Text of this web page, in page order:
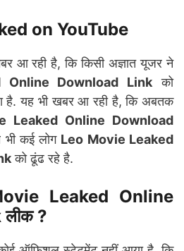
on YouTube
आ रही है, कि किसी अज्ञात यूजर ने
Online Download Link को
है. यह भी खबर आ रही है, कि अबतक
Leaked Online Download
कई लोग Leo Movie Leaked
को ढूंढ रहे है.
Leaked Online
लीक ?